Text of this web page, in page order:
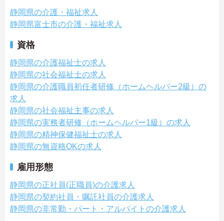
静岡県の介護・福祉求人
静岡県富士市の介護・福祉求人
資格
静岡県の介護福祉士の求人
静岡県の社会福祉士の求人
静岡県の介護職員初任者研修（ホームヘルパー2級）の
求人
静岡県の社会福祉主事の求人
静岡県の実務者研修（ホームヘルパー1級）の求人
静岡県の精神保健福祉士の求人
静岡県の無資格OKの求人
雇用形態
静岡県の正社員(正職員)の介護求人
静岡県の契約社員・嘱託社員の介護求人
静岡県の非常勤・パート・アルバイトの介護求人